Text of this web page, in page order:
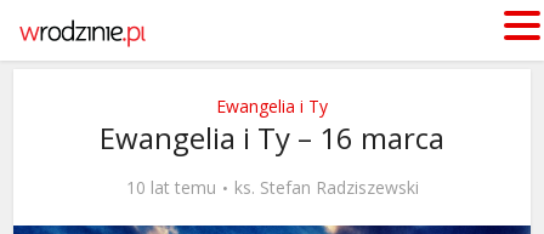
Ewangelia i Ty
Ewangelia i Ty – 16 marca
10 lat temu ks. Stefan Radziszewski